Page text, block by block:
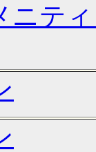
ニテ